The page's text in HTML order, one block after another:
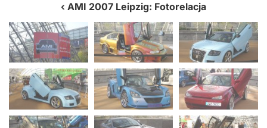
AMI 2007 Leipzig: Fotorelacja